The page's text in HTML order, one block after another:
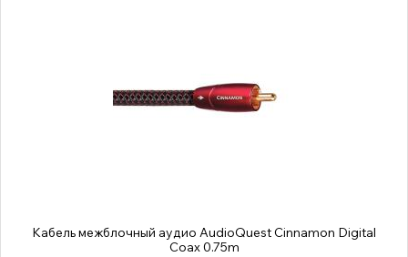
Кабель межблочный аудио AudioQuest Cinnamon Digital
Coax 0.75m